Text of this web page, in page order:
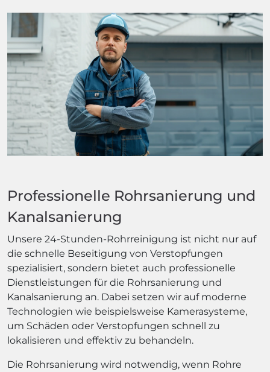
Professionelle Rohrsanierung und
Kanalsanierung
Unsere 24-Stunden-Rohrreinigung ist nicht nur auf
die schnelle Beseitigung von Verstopfungen
spezialisiert, sondern bietet auch professionelle
Dienstleistungen für die Rohrsanierung und
Kanalsanierung an. Dabei setzen wir auf moderne
Technologien wie beispielsweise Kamerasysteme,
um Schäden oder Verstopfungen schnell zu
lokalisieren und effektiv zu behandeln.
Die Rohrsanierung wird notwendig, wenn Rohre